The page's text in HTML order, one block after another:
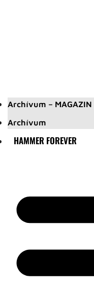
Archívum – MAGAZIN
Archívum
HAMMER FOREVER